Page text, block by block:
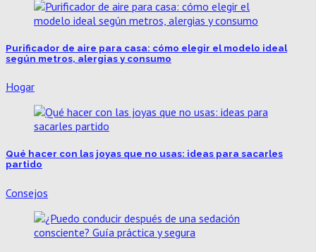
Purificador de aire para casa: cómo elegir el modelo ideal
según metros, alergias y consumo
Hogar
Qué hacer con las joyas que no usas: ideas para sacarles
partido
Consejos